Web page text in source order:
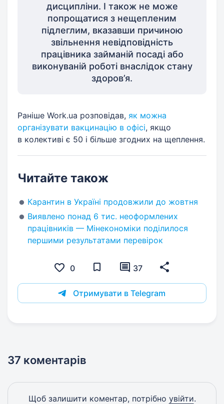
дисципліни. І також не може
попрощатися з нещепленим
підлеглим, вказавши причиною
звільнення невідповідність
працівника займаній посаді або
виконуваній роботі внаслідок стану
здоров’я.
Раніше Work.ua розповідав, як можна
організувати вакцинацію в офісі, якщо
в колективі є 50 і більше згодних на щеплення.
Читайте також
Карантин в Україні продовжили до жовтня
Виявлено понад 6 тис. неоформлених
працівників — Мінекономіки поділилося
першими результатами перевірок
0 37
Отримувати в Telegram
37 коментарів
Щоб залишити коментар, потрібно увійти.